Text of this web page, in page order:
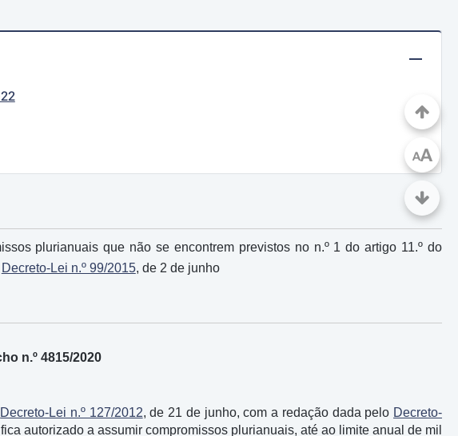
plurianuais que não se encontrem previstos no n.º 1 do artigo 11.º do
Decreto-Lei n.º 99/2015, de 2 de junho
n.º 4815/2020
Decreto-Lei n.º 127/2012, de 21 de junho, com a redação dada pelo Decreto-
autorizado a assumir compromissos plurianuais, até ao limite anual de mil
AA